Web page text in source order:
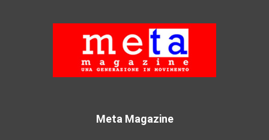
Meta Magazine